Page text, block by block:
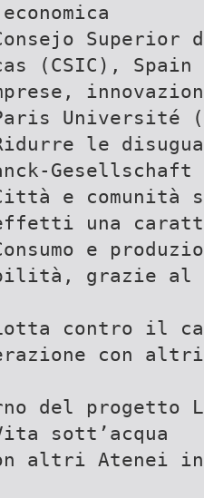
Superior
(CSIC), Spain
Université
le
Gesellschaft
Città e
una
e
grazie al
contro il
con
del progetto
sott’acqua
altri Atenei